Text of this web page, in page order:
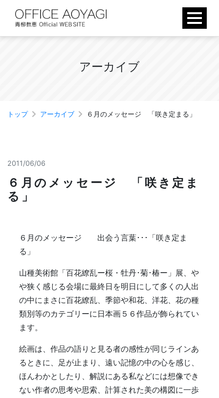
content
アーカ イ ブ
トップ アーカイブ ６月のメッセージ 「咲き定まる」
2011/06/06
６月のメッセージ 「咲き定ま
る」
６月のメッセージ 出会う言葉･･･「咲き定ま
る」
山種美術館「百花繚乱ー桜・牡丹･菊･椿ー」展、や
や狭く感じる会場に最終日を明日にして多くの人出
の中にまさに百花繚乱、季節や和花、洋花、花の種
類別等のカテゴリーに日本画５６作品が飾られてい
ます。
絵画は、作品の語りと見る者の感性が同じラインあ
るときに、足が止まり、遠い記憶の中の心を感じ、
ほんわかとしたり、解説にある私などには想像でき
ない作者の思考や思索、計算された美の構図に一歩